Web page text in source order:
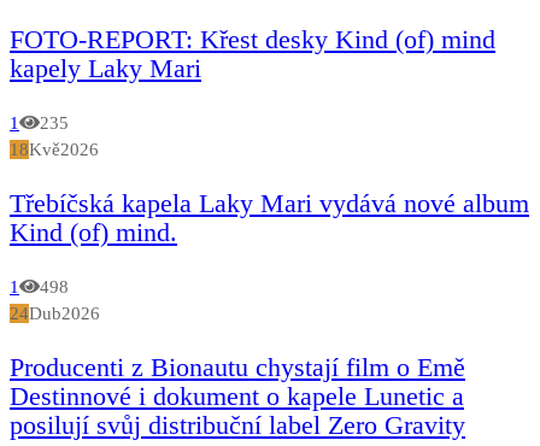
FOTO-REPORT: Křest desky Kind (of) mind
kapely Laky Mari
1
235
18Kvě2026
Třebíčská kapela Laky Mari vydává nové album
Kind (of) mind.
1
498
24Dub2026
Producenti z Bionautu chystají film o Emě
Destinnové i dokument o kapele Lunetic a
posilují svůj distribuční label Zero Gravity